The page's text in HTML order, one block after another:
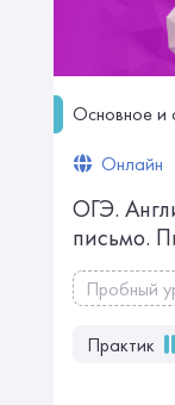
Основное и
Онлайн
ОГЭ.
письмо.
Пробный
Практик